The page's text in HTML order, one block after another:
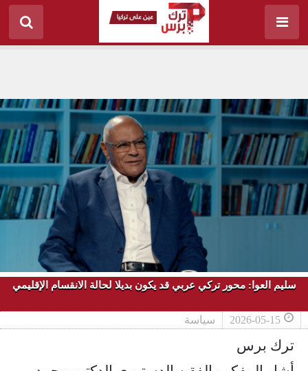
سليم العوا: محور تركي عربي قد يكون بديلا لحالة الانقسام الإقليمي
2026-05-15 سياسة
ترك برس